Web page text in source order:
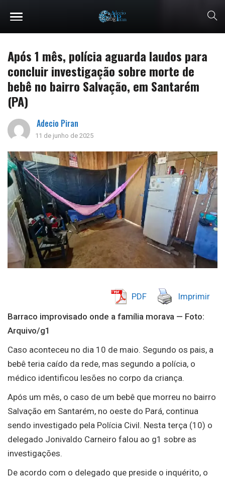
Após 1 mês, polícia aguarda laudos para
concluir investigação sobre morte de
bebê no bairro Salvação, em Santarém
(PA)
Adecio Piran
11 de junho de 2025
PDF Imprimir
Barraco improvisado onde a família morava — Foto:
Arquivo/g1
Caso aconteceu no dia 10 de maio. Segundo os pais, a
bebê teria caído da rede, mas segundo a polícia, o
médico identificou lesões no corpo da criança.
Após um mês, o caso de um bebê que morreu no bairro
Salvação em Santarém, no oeste do Pará, continua
sendo investigado pela Polícia Civil. Nesta terça (10) o
delegado Jonivaldo Carneiro falou ao g1 sobre as
investigações.
De acordo com o delegado que preside o inquérito, o